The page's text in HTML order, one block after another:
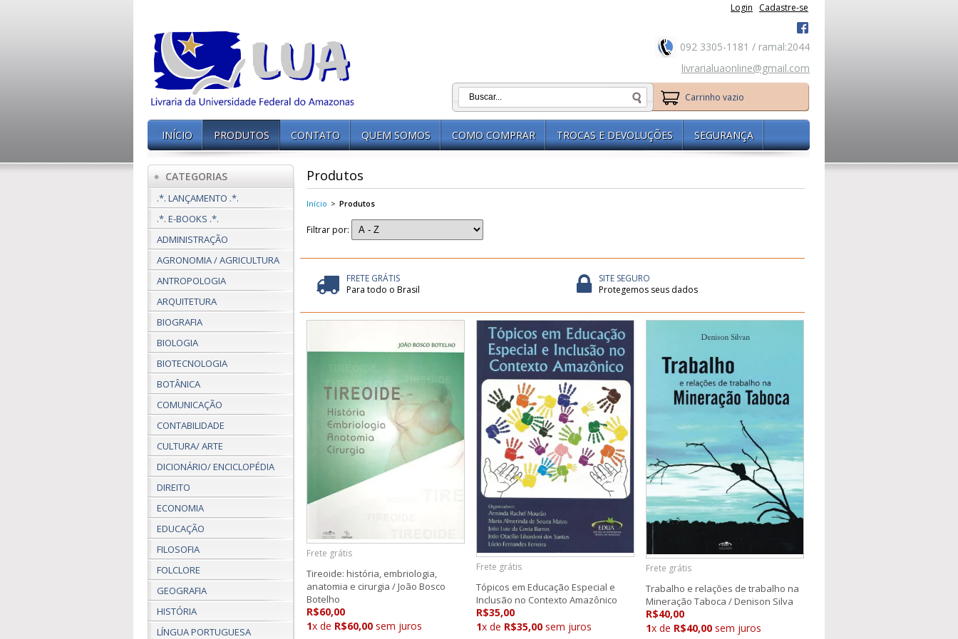
Login Cadastre-se
092 3305-1181 / ramal:2044
livrarialuaonline@gmail.com
Carrinho vazio
INÍCIO PRODUTOS CONTATO QUEM SOMOS COMO COMPRAR TROCAS E DEVOLUÇÕES SEGURANÇA
CATEGORIAS
.*. LANÇAMENTO .*.
.*. E-BOOKS .*.
ADMINISTRAÇÃO
AGRONOMIA / AGRICULTURA
ANTROPOLOGIA
ARQUITETURA
BIOGRAFIA
BIOLOGIA
BIOTECNOLOGIA
BOTÂNICA
COMUNICAÇÃO
CONTABILIDADE
CULTURA/ ARTE
DICIONÁRIO/ ENCICLOPÉDIA
DIREITO
ECONOMIA
EDUCAÇÃO
FILOSOFIA
FOLCLORE
GEOGRAFIA
HISTÓRIA
LÍNGUA PORTUGUESA
Produtos
Início > Produtos
Filtrar por:
FRETE GRÁTIS
Para todo o Brasil
SITE SEGURO
Protegemos seus dados
Frete grátis
Tireoide: história, embriologia,
anatomia e cirurgia / João Bosco
Botelho
R$60,00
1x de R$60,00 sem juros
Frete grátis
Tópicos em Educação Especial e
Inclusão no Contexto Amazônico
R$35,00
1x de R$35,00 sem juros
Frete grátis
Trabalho e relações de trabalho na
Mineração Taboca / Denison Silva
R$40,00
1x de R$40,00 sem juros